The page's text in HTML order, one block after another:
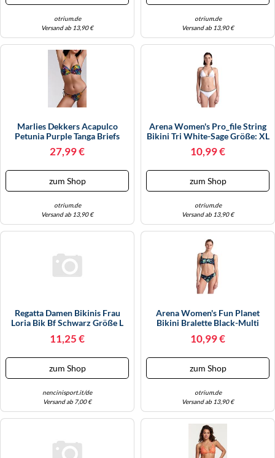
otrium.de
Versand ab 13,90 €
otrium.de
Versand ab 13,90 €
Marlies Dekkers Acapulco
Petunia Purple Tanga Briefs
Größe: M | Bikinis Outlet |
Damen | Violett
27,99 €
zum Shop
otrium.de
Versand ab 13,90 €
Arena Women's Pro_file String
Bikini Tri White-Sage Größe: XL
| Bikinis Outlet | Damen | Weiß
10,99 €
zum Shop
otrium.de
Versand ab 13,90 €
Regatta Damen Bikinis Frau
Loria Bik Bf Schwarz Größe L
11,25 €
zum Shop
nencinisport.it/de
Versand ab 7,00 €
Arena Women's Fun Planet
Bikini Bralette Black-Multi
Damen | Schwarz
10,99 €
zum Shop
otrium.de
Versand ab 13,90 €